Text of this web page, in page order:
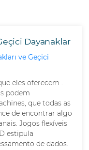
Dayanaklar
ve Geçici
eles oferecem .
podem
que todas as
de encontrar algo
Jogos flexíveis
estipula
de dados.